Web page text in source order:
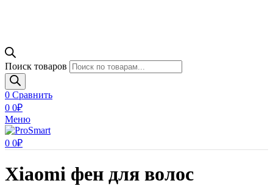
Поиск товаров
0 Сравнить
0 0₽
Меню
0 0₽
Xiaomi фен для волос